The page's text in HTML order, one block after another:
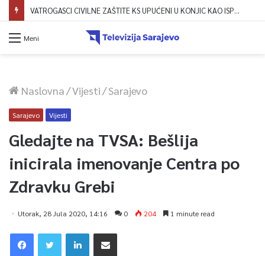
VATROGASCI CIVILNE ZAŠTITE KS UPUĆENI U KONJIC KAO ISPOMOĆ U GAŠENJU POŽARA
Meni
Naslovna/Vijesti/Sarajevo
Sarajevo Vijesti
Gledajte na TVSA: Bešlija
inicirala imenovanje Centra po
Zdravku Grebi
Utorak, 28 Jula 2020, 14:16 0 204 1 minute read